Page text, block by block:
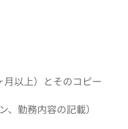
月以上）とそのコピー
、勤務内容の記載）